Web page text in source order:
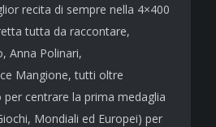
recita di sempre nella 4×400
tutta da raccontare,
Anna Polinari,
Mangione, tutti oltre
centrare la prima medaglia
Mondiali ed Europei) per